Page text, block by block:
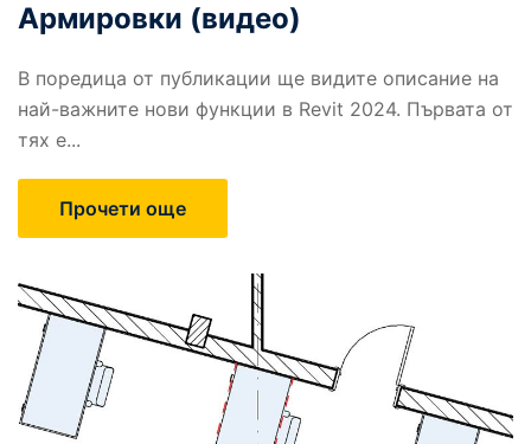
Армировки (видео)
В поредица от публикации ще видите описание на
най-важните нови функции в Revit 2024. Първата от
тях е...
Прочети още